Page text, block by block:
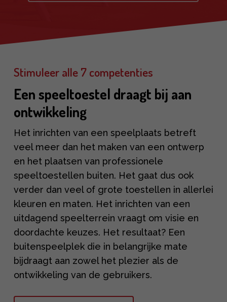
Stimuleer alle 7 competenties
Een speeltoestel draagt bij aan
ontwikkeling
Het inrichten van een speelplaats betreft
veel meer dan het maken van een ontwerp
en het plaatsen van professionele
speeltoestellen buiten. Het gaat dus ook
verder dan veel of grote toestellen in allerlei
kleuren en maten. Het inrichten van een
uitdagend speelterrein vraagt om visie en
doordachte keuzes. Het resultaat? Een
buitenspeelplek die in belangrijke mate
bijdraagt aan zowel het plezier als de
ontwikkeling van de gebruikers.